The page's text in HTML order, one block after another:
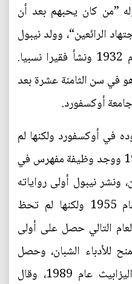
”من كان يحبهم بعد أن
الرائعين“، وولد نيبول
في ترينيداد لعائلة هندية عام 1932 ونشأ فقيرا نسبيا.
في سن الثامنة عشرة بعد
أوكسفورد.
في أوكسفورد ولكنها لم
تُنشر. وغادر الجامعة عام 1954 ووجد وظيفة مفهرس في
ونشر نيبول أولى رواياته
(عامل التدليك المتصوف) عام 1955 ولكنها لم تحظ
التالي حصل على أولى
للأدباء الشبان، وحصل
على لقب فارس من الملكة اليزابيث عام 1989، وقال